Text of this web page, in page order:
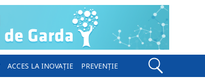
ACCES LA INOVAȚIE PREVENȚIE